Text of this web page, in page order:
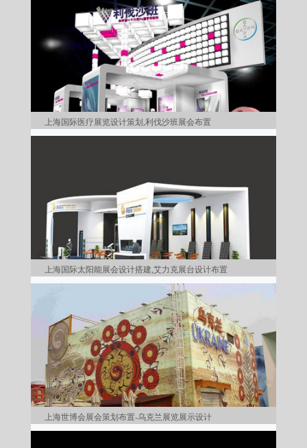
上海国际医疗展览设计策划,利伐沙班展会布置
上海国际太阳能展会设计搭建,艾力克展台设计布置
上海世博会展会策划布置-乌克兰展览展示设计